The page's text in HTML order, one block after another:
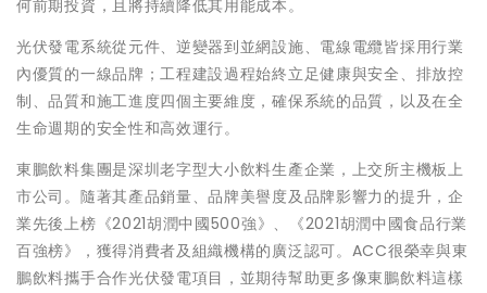
何前期投資，且將持續降低其用能成本。
光伏發電系統從元件、逆變器到並網設施、電線電纜皆採用行業
內優質的一線品牌；工程建設過程始終立足健康與安全、排放控
制、品質和施工進度四個主要維度，確保系統的品質，以及在全
生命週期的安全性和高效運行。
東鵬飲料集團是深圳老字型大小飲料生產企業，上交所主機板上
市公司。隨著其產品銷量、品牌美譽度及品牌影響力的提升，企
業先後上榜《2021胡潤中國500強》、《2021胡潤中國食品行業
百強榜》，獲得消費者及組織機構的廣泛認可。ACC很榮幸與東
鵬飲料攜手合作光伏發電項目，並期待幫助更多像東鵬飲料這樣